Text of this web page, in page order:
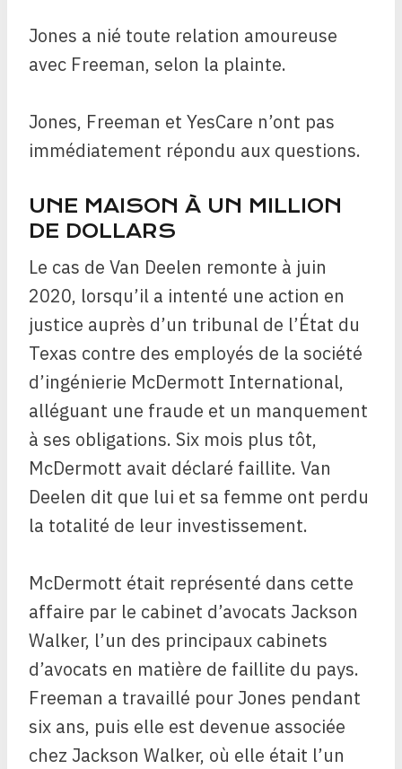
Jones a nié toute relation amoureuse
avec Freeman, selon la plainte.
Jones, Freeman et YesCare n’ont pas
immédiatement répondu aux questions.
UNE MAISON À UN MILLION
DE DOLLARS
Le cas de Van Deelen remonte à juin
2020, lorsqu’il a intenté une action en
justice auprès d’un tribunal de l’État du
Texas contre des employés de la société
d’ingénierie McDermott International,
alléguant une fraude et un manquement
à ses obligations. Six mois plus tôt,
McDermott avait déclaré faillite. Van
Deelen dit que lui et sa femme ont perdu
la totalité de leur investissement.
McDermott était représenté dans cette
affaire par le cabinet d’avocats Jackson
Walker, l’un des principaux cabinets
d’avocats en matière de faillite du pays.
Freeman a travaillé pour Jones pendant
six ans, puis elle est devenue associée
chez Jackson Walker, où elle était l’un